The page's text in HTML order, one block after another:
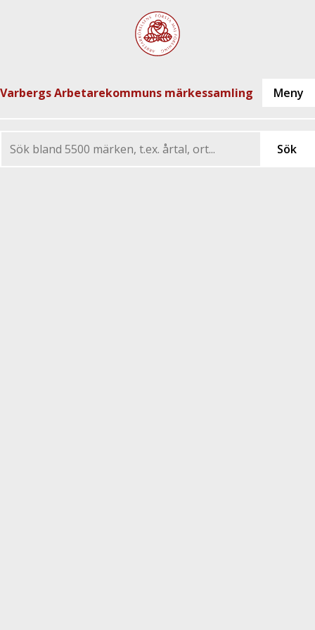
Varbergs Arbetarekommuns märkessamling